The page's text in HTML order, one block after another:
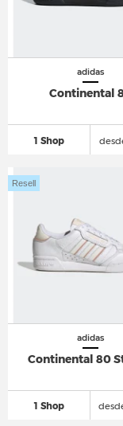
adidas
Continental
1 Shop
adidas
Continental 80
1 Shop
Resell